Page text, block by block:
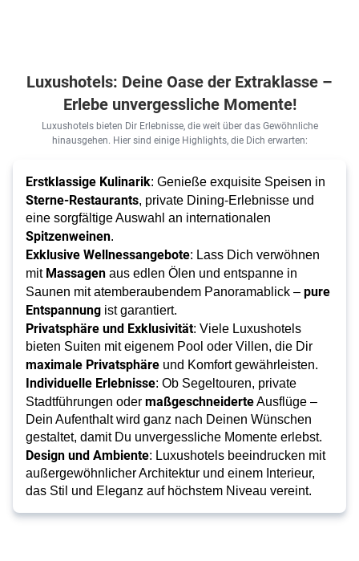
Luxushotels: Deine Oase der Extraklasse –
Erlebe unvergessliche Momente!
Luxushotels bieten Dir Erlebnisse, die weit über das Gewöhnliche
hinausgehen. Hier sind einige Highlights, die Dich erwarten:
Erstklassige Kulinarik: Genieße exquisite Speisen in
Sterne-Restaurants, private Dining-Erlebnisse und
eine sorgfältige Auswahl an internationalen
Spitzenweinen.
Exklusive Wellnessangebote: Lass Dich verwöhnen
mit Massagen aus edlen Ölen und entspanne in
Saunen mit atemberaubendem Panoramablick – pure
Entspannung ist garantiert.
Privatsphäre und Exklusivität: Viele Luxushotels
bieten Suiten mit eigenem Pool oder Villen, die Dir
maximale Privatsphäre und Komfort gewährleisten.
Individuelle Erlebnisse: Ob Segeltouren, private
Stadtführungen oder maßgeschneiderteAusflüge –
Dein Aufenthalt wird ganz nach Deinen Wünschen
gestaltet, damit Du unvergessliche Momente erlebst.
Design und Ambiente: Luxushotels beeindrucken mit
außergewöhnlicher Architektur und einem Interieur,
das Stil und Eleganz auf höchstem Niveau vereint.